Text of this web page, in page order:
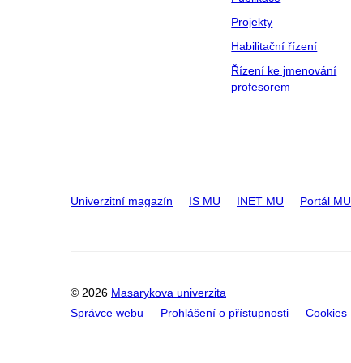
Projekty
Habilitační řízení
Řízení ke jmenování
profesorem
Univerzitní magazín IS MU INET MU Portál MU
© 2026 Masarykova univerzita
Správce webu
Prohlášení o přístupnosti Cookies